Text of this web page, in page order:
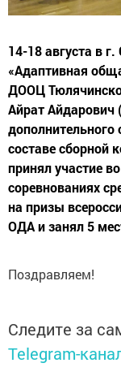
14-18 августа в
«Адаптивная
ДООЦ
Айрат Айдарович
дополнительного
составе сборной
принял участие
соревнованиях
на призы
ОДА и занял 5
Поздравляем!
Следите за
Telegram-